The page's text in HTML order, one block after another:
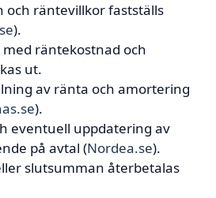
och räntevillkor fastställs
).
räntekostnad och
ut.
av ränta och amortering
).
eventuell uppdatering av
på avtal (Nordea.se).
slutsumman återbetalas